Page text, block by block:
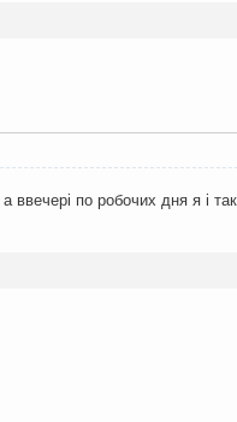
ввечері по робочих дня я і